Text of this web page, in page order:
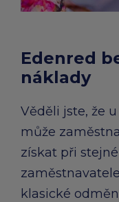
Peněženka
Edenred Card FKSP
TANKARTA
Informace k migraci
All-in-One
Stravenkový portál
Edenred
Edenred Čistý
Edenred Service
Edenred
náklady
Věděli jste, že
může
získat při
klasické